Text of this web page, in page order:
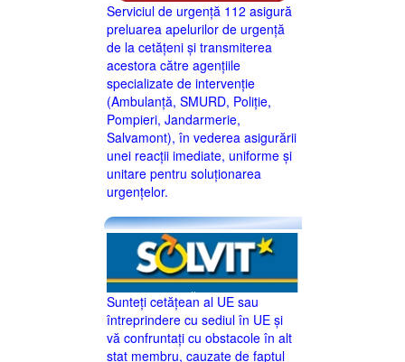
Serviciul de urgență 112 asigură
preluarea apelurilor de urgență
de la cetățeni și transmiterea
acestora către agențiile
specializate de intervenție
(Ambulanță, SMURD, Poliție,
Pompieri, Jandarmerie,
Salvamont), în vederea asigurării
unei reacții imediate, uniforme și
unitare pentru soluționarea
urgențelor.
Sunteţi cetăţean al UE sau
întreprindere cu sediul în UE şi
vă confruntaţi cu obstacole în alt
stat membru, cauzate de faptul